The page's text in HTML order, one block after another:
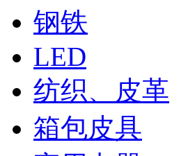
钢铁
LED
纺织、皮革
箱包皮具